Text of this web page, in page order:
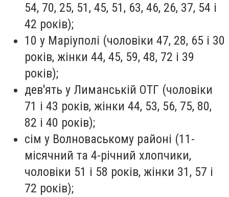
54, 70, 25, 51, 45, 51, 63, 46, 26, 37, 54 і
42 років);
10 у Маріуполі (чоловіки 47, 28, 65 і 30
років, жінки 44, 45, 59, 48, 72 і 39
років);
дев'ять у Лиманській ОТГ (чоловіки
71 і 43 років, жінки 44, 53, 56, 75, 80,
82 і 40 років);
сім у Волноваському районі (11-
місячний та 4-річний хлопчики,
чоловіки 51 і 58 років, жінки 31, 57 і
72 років);